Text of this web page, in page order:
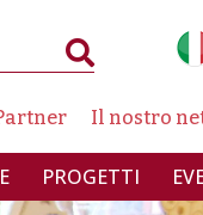
Il nostro
PROGETTI